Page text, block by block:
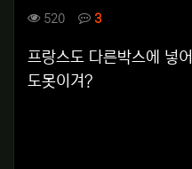
컨텐츠 정보
520조회 3댓글
본문
프랑스도 다른박스에 넣
도못이겨?